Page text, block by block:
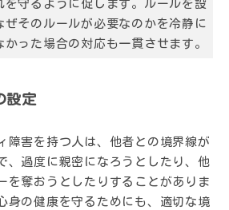
を守るように促します。ルールを設
ぜそのルールが必要なのかを冷静に
った場合の対応も一貫させます。
設定
障害を持つ人は、他者との境界線が
、過度に親密になろうとしたり、他
を奪おうとしたりすることがありま
身の健康を守るためにも、適切な境